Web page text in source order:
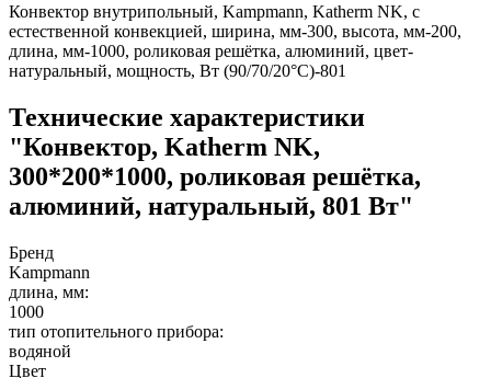
Конвектор внутрипольный, Kampmann, Katherm NK, с
естественной конвекцией, ширина, мм-300, высота, мм-200,
длина, мм-1000, роликовая решётка, алюминий, цвет-
натуральный, мощность, Вт (90/70/20°C)-801
Технические характеристики
"Конвектор, Katherm NK,
300*200*1000, роликовая решётка,
алюминий, натуральный, 801 Вт"
Бренд
Kampmann
длина, мм:
1000
тип отопительного прибора:
водяной
Цвет